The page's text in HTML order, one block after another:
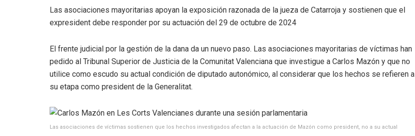
Las asociaciones mayoritarias apoyan la exposición razonada de la jueza de Catarroja y sostienen que el
expresident debe responder por su actuación del 29 de octubre de 2024
El frente judicial por la gestión de la dana da un nuevo paso. Las asociaciones mayoritarias de víctimas han
pedido al Tribunal Superior de Justicia de la Comunitat Valenciana que investigue a Carlos Mazón y que no
utilice como escudo su actual condición de diputado autonómico, al considerar que los hechos se refieren a
su etapa como president de la Generalitat.
Las asociaciones de víctimas sostienen que los hechos investigados afectan a la actuación de Mazón como president, no a su actual